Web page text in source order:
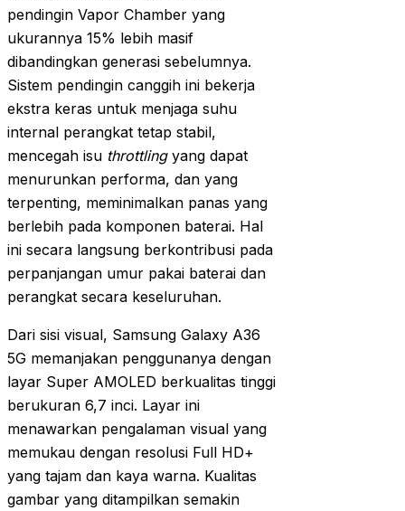
pendingin Vapor Chamber yang
ukurannya 15% lebih masif
dibandingkan generasi sebelumnya.
Sistem pendingin canggih ini bekerja
ekstra keras untuk menjaga suhu
internal perangkat tetap stabil,
mencegah isu throttlingyang dapat
menurunkan performa, dan yang
terpenting, meminimalkan panas yang
berlebih pada komponen baterai. Hal
ini secara langsung berkontribusi pada
perpanjangan umur pakai baterai dan
perangkat secara keseluruhan.
Dari sisi visual, Samsung Galaxy A36
5G memanjakan penggunanya dengan
layar Super AMOLED berkualitas tinggi
berukuran 6,7 inci. Layar ini
menawarkan pengalaman visual yang
memukau dengan resolusi Full HD+
yang tajam dan kaya warna. Kualitas
gambar yang ditampilkan semakin